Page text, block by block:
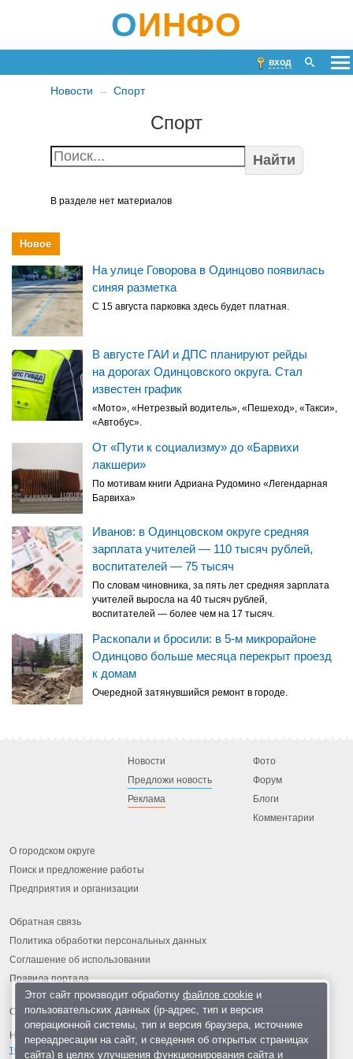
ОИНФО
вход
Новости Спорт
Спорт
Найти
В разделе нет материалов
Новое
На улице Говорова в Одинцово появилась
синяя разметка
С 15 августа парковка здесь будет платная.
В августе ГАИ и ДПС планируют рейды
на дорогах Одинцовского округа. Стал
известен график
«Мото», «Нетрезвый водитель», «Пешеход», «Такси»,
«Автобус».
От «Пути к социализму» до «Барвихи
лакшери»
По мотивам книги Адриана Рудомино «Легендарная
Барвиха»
Иванов: в Одинцовском округе средняя
зарплата учителей — 110 тысяч рублей,
воспитателей — 75 тысяч
По словам чиновника, за пять лет средняя зарплата
учителей выросла на 40 тысяч рублей,
воспитателей — более чем на 17 тысяч.
Раскопали и бросили: в 5-м микрорайоне
Одинцово больше месяца перекрыт проезд
к домам
Очередной затянувшийся ремонт в городе.
Новости
Предложи новость
Реклама
Фото
Форум
Блоги
Комментарии
О городском округе
Поиск и предложение работы
Предприятия и организации
Обратная связь
Политика обработки персональных данных
Соглашение об использовании
Правила портала
На информационном ресурсе применяются рекомендательные
технологии
Этот сайт производит обработку файлов cookieи
пользовательских данных (ip-адрес, тип и версия
операционной системы, тип и версия браузера, источнике
переадресации на сайт, и сведения об открытых страницах
сайта) в целях улучшения функционирования сайта и